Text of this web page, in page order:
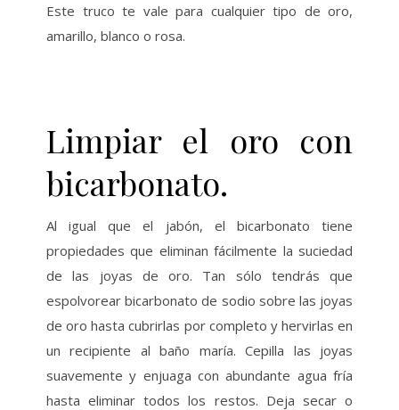
Este truco te vale para cualquier tipo de oro,
amarillo, blanco o rosa.
Limpiar el oro con
bicarbonato.
Al igual que el jabón, el bicarbonato tiene
propiedades que eliminan fácilmente la suciedad
de las joyas de oro. Tan sólo tendrás que
espolvorear bicarbonato de sodio sobre las joyas
de oro hasta cubrirlas por completo y hervirlas en
un recipiente al baño maría. Cepilla las joyas
suavemente y enjuaga con abundante agua fría
hasta eliminar todos los restos. Deja secar o